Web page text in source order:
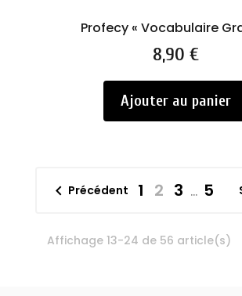
Profecy « Vocabulaire
Prix
8,90 €
Ajouter au panier
 Précédent 1 2 3 … 5
Affichage 13-24 de 56 article(s)